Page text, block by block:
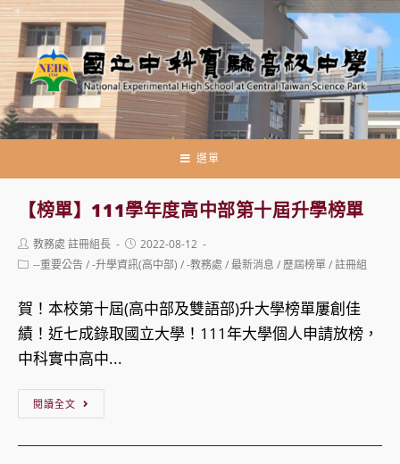
跳
轉
至
主
要
內
選單
【榜單】111學年度高中部第十屆升學榜單
Post
author:
教務處 註冊組長
Post
published:
2022-08-12
Post--重要公告/-升學資訊(高中部) /-教務處 /最新消息 /歷屆榜單/註冊組
賀！本校第十屆(高中部及雙語部)升大學榜單屢創佳
績！近七成錄取國立大學！111年大學個人申請放榜，
中科實中高中...
閱讀全文
111